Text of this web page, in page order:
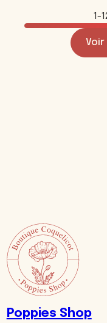
1-
Poppies Shop